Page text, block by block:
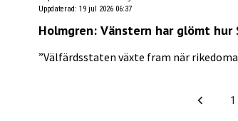
Uppdaterad:19 jul 2026 06:37
Holmgren: Vänstern har glömt
”Välfärdsstaten växte fram när
1